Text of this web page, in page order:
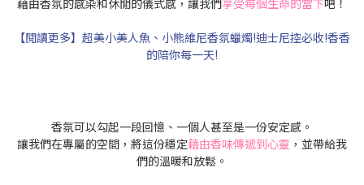
【閱讀更多】超美小美人魚、小熊維尼香氛蠟燭!迪士尼控必收!香香
的陪你每一天!
香氛可以勾起一段回憶、一個人甚至是一份安定感。
讓我們在專屬的空間，將這份穩定藉由香味傳遞到心靈 ，並帶給我
們的溫暖和放鬆。